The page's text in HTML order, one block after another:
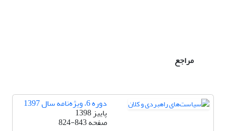
مراجع
دوره 6، ویژه‌نامه سال 1397
پاییز 1398
صفحه824-843